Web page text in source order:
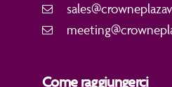
Come raggiungerci